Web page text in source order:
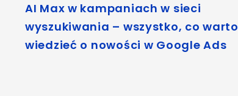
AI Max w kampaniach w sieci
wyszukiwania – wszystko, co warto
wiedzieć o nowości w Google Ads